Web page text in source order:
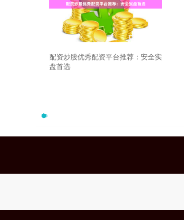
配资炒股优秀配资平台推荐：安全实
盘首选